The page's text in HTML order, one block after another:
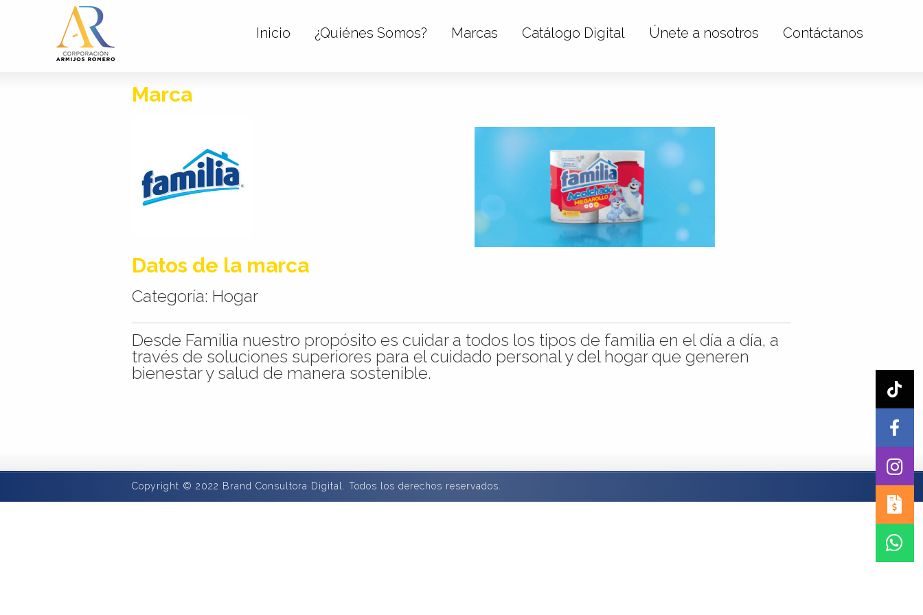
Inicio ¿Quiénes Somos? Marcas Catálogo Digital Únete a nosotros Contáctanos
Marca
Datos de la marca
Categoría: Hogar
Desde Familia nuestro propósito es cuidar a todos los tipos de familia en el día a día, a
través de soluciones superiores para el cuidado personal y del hogar que generen
bienestar y salud de manera sostenible.
Copyright © 2022 Brand Consultora Digital. Todos los derechos reservados.